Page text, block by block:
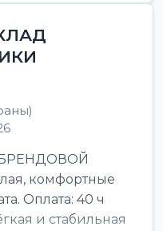
БРЕНДОВОЙ
комфортные
Оплата: 40 ч
и стабильная